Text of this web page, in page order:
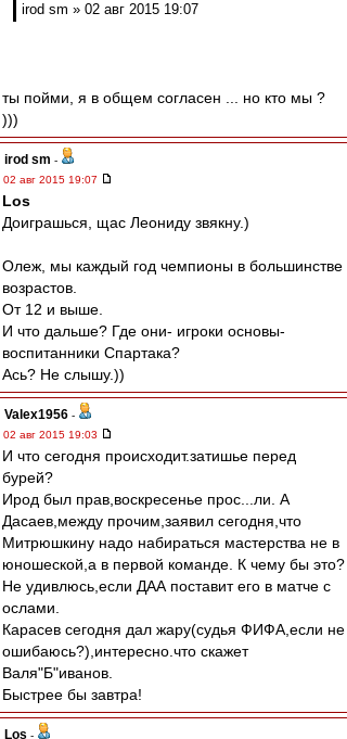
irod sm » 02 авг 2015 19:07
ты пойми, я в общем согласен ... но кто мы ?
)))
irod sm -
02 авг 2015 19:07
Los
Доиграшься, щас Леониду звякну.)
Олеж, мы каждый год чемпионы в большинстве
возрастов.
От 12 и выше.
И что дальше? Где они- игроки основы-
воспитанники Спартака?
Ась? Не слышу.))
Valex1956 -
02 авг 2015 19:03
И что сегодня происходит.затишье перед
бурей?
Ирод был прав,воскресенье прос...ли. А
Дасаев,между прочим,заявил сегодня,что
Митрюшкину надо набираться мастерства не в
юношеской,а в первой команде. К чему бы это?
Не удивлюсь,если ДАА поставит его в матче с
ослами.
Карасев сегодня дал жару(судья ФИФА,если не
ошибаюсь?),интересно.что скажет
Валя"Б"иванов.
Быстрее бы завтра!
Los -